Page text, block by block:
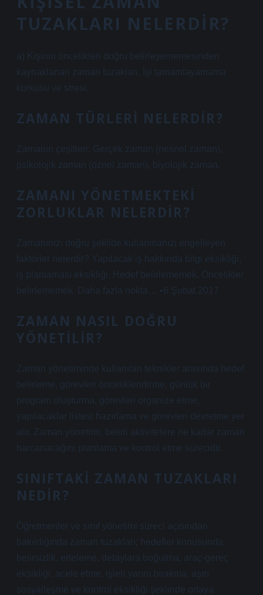
TUZAKLARI NELERDIR?
a) Kişinin öncelikleri doğru belirleyememesinden
kaynaklanan zaman tuzakları. İşi tamamlayamama
korkusu ve stresi.
ZAMAN TÜRLERI NELERDIR?
Zamanın çeşitleri: Gerçek zaman (nesnel zaman),
psikolojik zaman (öznel zaman), biyolojik zaman.
ZAMANI YÖNETMEKTEKI
ZORLUKLAR NELERDIR?
Zamanınızı doğru şekilde kullanmanızı engelleyen
faktörler nelerdir? Yapılacak iş hakkında bilgi eksikliği,
iş planlaması eksikliği. Hedef belirlememek. Öncelikler
belirlememek. Daha fazla nokta… •6 Şubat 2017
ZAMAN NASIL DOĞRU
YÖNETILIR?
Zaman yönetiminde kullanılan teknikler arasında hedef
belirleme, görevleri önceliklendirme, günlük bir
program oluşturma, görevleri organize etme,
yapılacaklar listesi hazırlama ve görevleri devretme yer
alır. Zaman yönetimi, belirli aktivitelere ne kadar zaman
harcanacağını planlama ve kontrol etme sürecidir.
SINIFTAKI ZAMAN TUZAKLARI
NEDIR?
Öğretmenler ve sınıf yönetimi süreci açısından
bakıldığında zaman tuzakları; hedefler konusunda
belirsizlik, erteleme, detaylara boğulma, araç-gereç
eksikliği, acele etme, işleri yarım bırakma, aşırı
sosyalleşme ve kontrol eksikliği şeklinde ortaya